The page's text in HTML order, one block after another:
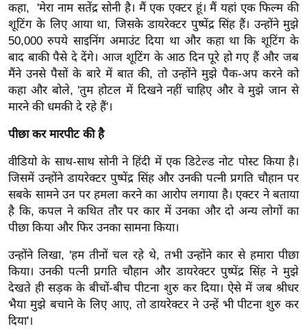
मि
सा
ल
बे
मि
ल
श
ख्सि
य
त
यं
ग
इं
डि
या
सा
कहा, 'मेरा नाम सतेंद्र सोनी है। मैं एक एक्टर हूं। मैं यहां एक फिल्म की
शूटिंग के लिए आया था, जिसके डायरेक्टर पुष्पेंद्र सिंह हैं। उन्होंने मुझे
50,000 रुपये साइनिंग अमाउंट दिया था और कहा था कि शूटिंग के
बाद बाकी पैसे दे देंगे। आज शूटिंग के आठ दिन पूरे हो गए हैं और जब
मैंने उनसे पैसों के बारे में बात की, तो उन्होंने मुझे पैक-अप करने को
कहा और बोले, 'तुम होटल में दिखने नहीं चाहिए और वे मुझे जान से
मारने की धमकी दे रहे हैं'।
पीछा कर मारपीट की है
वीडियो के साथ-साथ सोनी ने हिंदी में एक डिटेल्ड नोट पोस्ट किया है।
जिसमें उन्होंने डायरेक्टर पुष्पेंद्र सिंह और उनकी पत्नी प्रगति चौहान पर
सबके सामने उन पर हमला करने का आरोप लगाया है। एक्टर ने बताया
है कि, कपल ने कथित तौर पर कार में उनका और दो अन्य लोगों का
पीछा किया और फिर उनका सामना किया।
उन्होंने लिखा, 'हम तीनों चल रहे थे, तभी उन्होंने कार से हमारा पीछा
किया। उनकी पत्नी प्रगति चौहान और डायरेक्टर पुष्पेंद्र सिंह ने मुझे
देखते ही सड़क के बीचों-बीच पीटना शुरु कर दिया। ऐसे में जब श्रीधर
भैया मुझे बचाने के लिए आए, तो डायरेक्टर ने उन्हें भी पीटना शुरु कर
दिया'।